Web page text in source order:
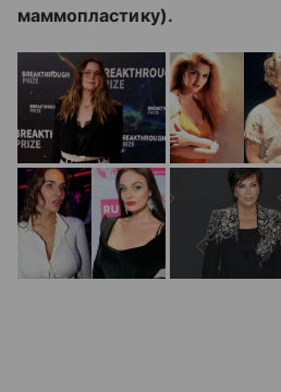
маммопластику).